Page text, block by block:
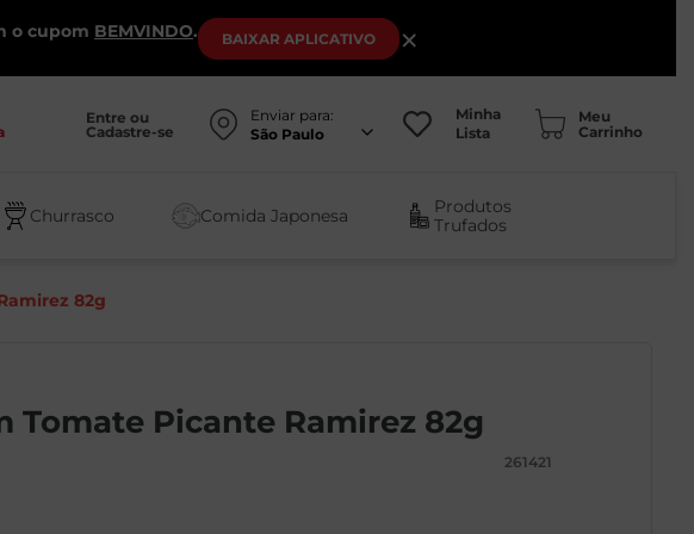
o cupom BEMVINDO. BAIXAR APLICATIVO ×
Entre ou
Cadastre-se
Enviar para:
São Paulo
Minha
Lista
Churrasco Comida Japonesa
Produtos
Trufados
82g
Tomate Picante Ramirez 82g
261421